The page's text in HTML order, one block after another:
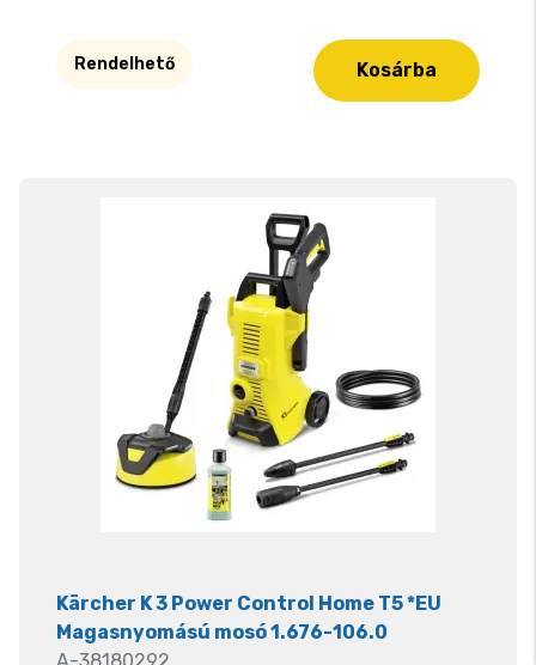
Rendelhető Kosárba
Kärcher K 3 Power Control Home T5 *EU
Magasnyomású mosó 1.676-106.0